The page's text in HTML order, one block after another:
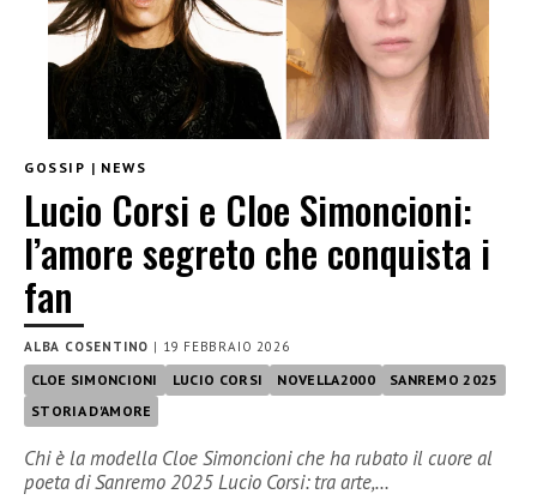
GOSSIP | NEWS
Lucio Corsi e Cloe Simoncioni:
l’amore segreto che conquista i
fan
ALBA COSENTINO | 19 FEBBRAIO 2026
CLOE SIMONCIONI LUCIO CORSI NOVELLA2000
SANREMO 2025
STORIA D'AMORE
Chi è la modella Cloe Simoncioni che ha rubato il cuore al
poeta di Sanremo 2025 Lucio Corsi: tra arte,…